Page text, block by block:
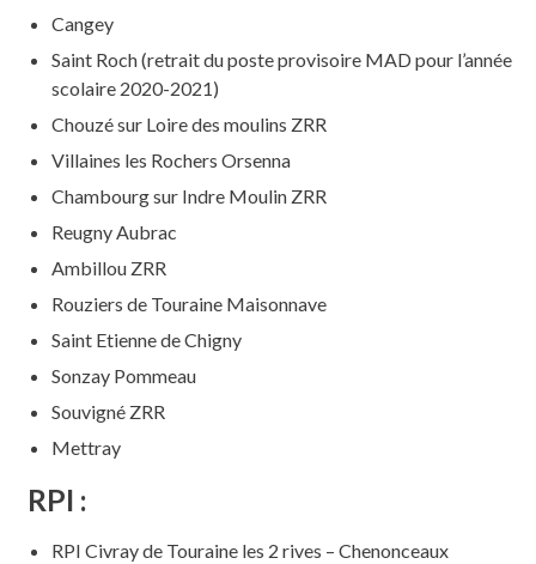
Cangey
Saint Roch (retrait du poste provisoire MAD pour l’année
scolaire 2020-2021)
Chouzé sur Loire des moulins ZRR
Villaines les Rochers Orsenna
Chambourg sur Indre Moulin ZRR
Reugny Aubrac
Ambillou ZRR
Rouziers de Touraine Maisonnave
Saint Etienne de Chigny
Sonzay Pommeau
Souvigné ZRR
Mettray
RPI :
RPI Civray de Touraine les 2 rives – Chenonceaux